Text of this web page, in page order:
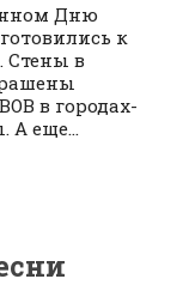
Дню
к
Стены в
в городах-
А еще...